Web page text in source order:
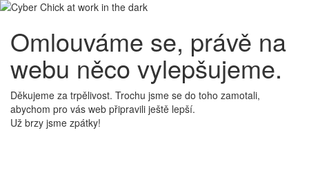
Omlouváme se, právě na
webu něco vylepšujeme.
Děkujeme za trpělivost. Trochu jsme se do toho zamotali,
abychom pro vás web připravili ještě lepší.
Už brzy jsme zpátky!